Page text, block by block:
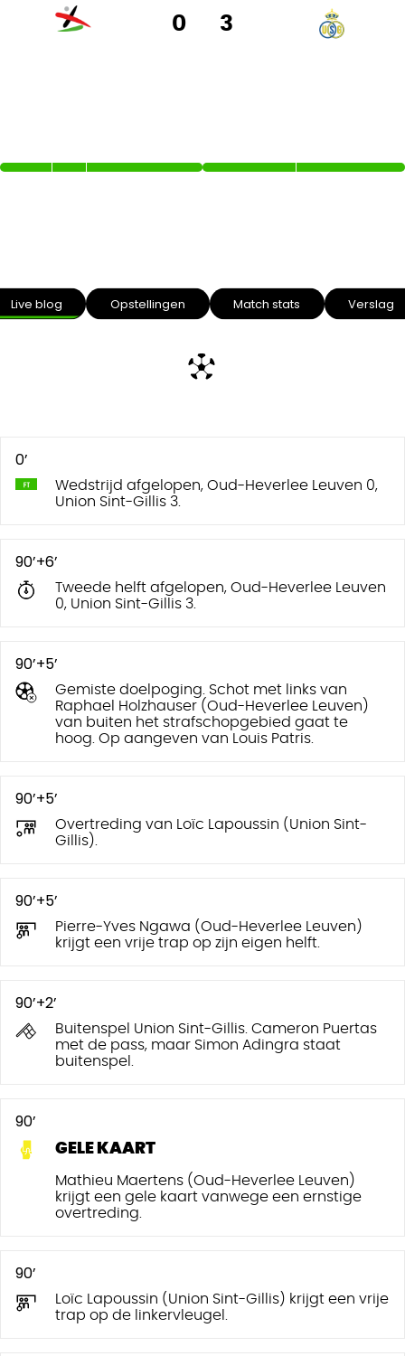
0 3
Intro text
Live blog Opstellingen Match stats Verslag
0’
Wedstrijd afgelopen, Oud-Heverlee Leuven 0,
Union Sint-Gillis 3.
90’+6’
Tweede helft afgelopen, Oud-Heverlee Leuven
0, Union Sint-Gillis 3.
90’+5’
Gemiste doelpoging. Schot met links van
Raphael Holzhauser (Oud-Heverlee Leuven)
van buiten het strafschopgebied gaat te
hoog. Op aangeven van Louis Patris.
90’+5’
Overtreding van Loïc Lapoussin (Union Sint-
Gillis).
90’+5’
Pierre-Yves Ngawa (Oud-Heverlee Leuven)
krijgt een vrije trap op zijn eigen helft.
90’+2’
Buitenspel Union Sint-Gillis. Cameron Puertas
met de pass, maar Simon Adingra staat
buitenspel.
90’
GELE KAART
Mathieu Maertens (Oud-Heverlee Leuven)
krijgt een gele kaart vanwege een ernstige
overtreding.
90’
Loïc Lapoussin (Union Sint-Gillis) krijgt een vrije
trap op de linkervleugel.